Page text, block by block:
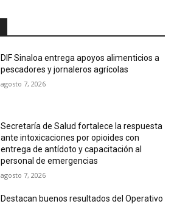
DIF Sinaloa entrega apoyos alimenticios a
pescadores y jornaleros agrícolas
agosto 7, 2026
Secretaría de Salud fortalece la respuesta
ante intoxicaciones por opioides con
entrega de antídoto y capacitación al
personal de emergencias
agosto 7, 2026
Destacan buenos resultados del Operativo